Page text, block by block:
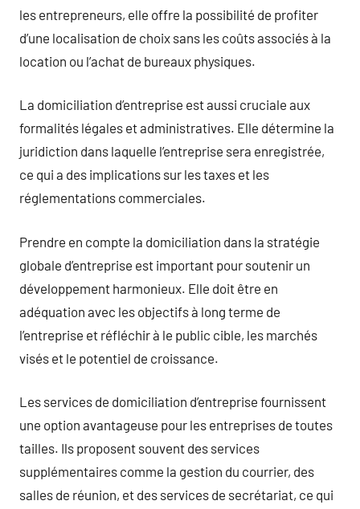
les entrepreneurs, elle offre la possibilité de profiter
d’une localisation de choix sans les coûts associés à la
location ou l’achat de bureaux physiques.
La domiciliation d’entreprise est aussi cruciale aux
formalités légales et administratives. Elle détermine la
juridiction dans laquelle l’entreprise sera enregistrée,
ce qui a des implications sur les taxes et les
réglementations commerciales.
Prendre en compte la domiciliation dans la stratégie
globale d’entreprise est important pour soutenir un
développement harmonieux. Elle doit être en
adéquation avec les objectifs à long terme de
l’entreprise et réfléchir à le public cible, les marchés
visés et le potentiel de croissance.
Les services de domiciliation d’entreprise fournissent
une option avantageuse pour les entreprises de toutes
tailles. Ils proposent souvent des services
supplémentaires comme la gestion du courrier, des
salles de réunion, et des services de secrétariat, ce qui